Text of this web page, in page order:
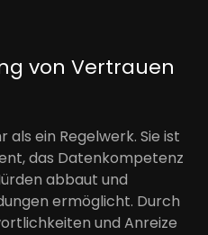
von Vertrauen
ein Regelwerk. Sie ist
das Datenkompetenz
abbaut und
ermöglicht. Durch
und Anreize